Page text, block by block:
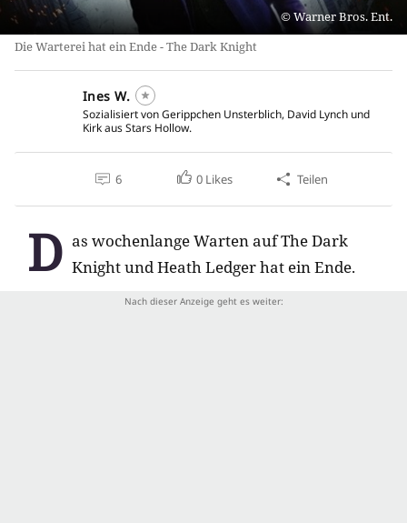
Warner Bros. Ent.
Die Warterei hat ein Ende - The Dark Knight
Ines W.
Sozialisiert von Gerippchen Unsterblich, David Lynch und
Kirk aus Stars Hollow.
6 0 Likes Teilen
D as wochenlange Warten auf The Dark
Knight und Heath Ledger hat ein Ende.